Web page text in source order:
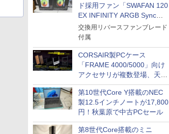
ド採用ファン「SWAFAN 120
EX INFINITY ARGB Sync」
に単品パッケージ
交換用リバースファンブレード
付属
CORSAIR製PCケース
「FRAME 4000/5000」向け
アクセサリが複数登場、天然
木製パネルや背面コネクタ対
応トレイなど
第10世代Core Y搭載のNEC
製12.5インチノートが17,800
円！秋葉原で中古PCセール
第8世代Core搭載のミニ